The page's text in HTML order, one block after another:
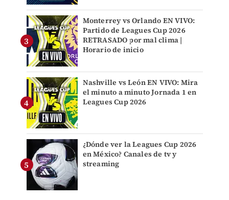
Monterrey vs Orlando EN VIVO:
Partido de Leagues Cup 2026
RETRASADO por mal clima |
Horario de inicio
Nashville vs León EN VIVO: Mira
el minuto a minuto Jornada 1 en
Leagues Cup 2026
¿Dónde ver la Leagues Cup 2026
en México? Canales de tv y
streaming